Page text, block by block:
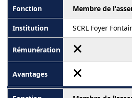
Membre de
SCRL Foyer